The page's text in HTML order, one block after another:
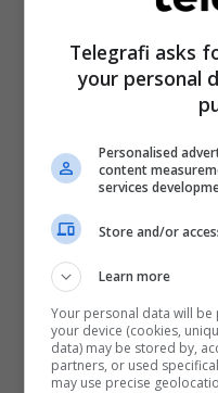
Telegrafi asks
your personal
Personalised
content
services
Store and/or
Learn more
Your personal data will
your device (cookies,
data) may be stored by,
partners, or used
may use precise